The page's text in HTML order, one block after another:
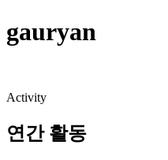
gauryan
Activity
연간 활동